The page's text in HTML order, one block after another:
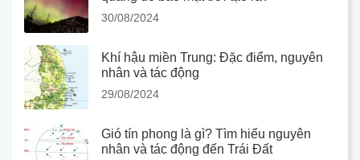
30/08/2024
Khí hậu miền Trung: Đặc điểm, nguyên
nhân và tác động
29/08/2024
Gió tín phong là gì? Tìm hiểu nguyên
nhân và tác động đến Trái Đất